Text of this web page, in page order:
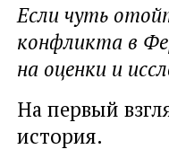
Если чуть
конфликта в
на оценки и
На первый
история.